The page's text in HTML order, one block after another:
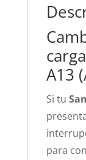
A13
Si tu
para